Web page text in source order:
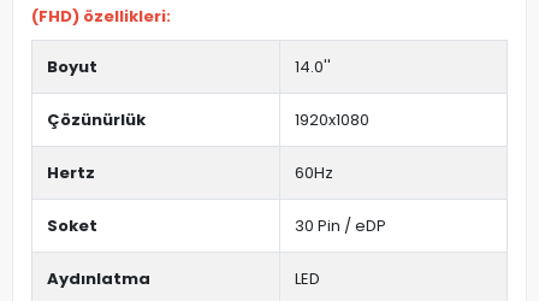
(FHD) özellikleri:
Boyut 14.0''
Çözünürlük 1920x1080
Hertz 60Hz
Soket 30 Pin / eDP
Aydınlatma LED